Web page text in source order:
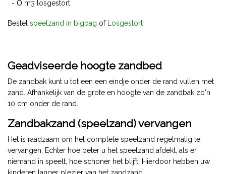
- 0 m3 losgestort
Bestel speelzand in bigbag of Losgestort
Geadviseerde hoogte zandbed
De zandbak kunt u tot een een eindje onder de rand vullen met
zand. Afhankelijk van de grote en hoogte van de zandbak zo'n
10 cm onder de rand.
Zandbakzand (speelzand) vervangen
Het is raadzaam om het complete speelzand regelmatig te
vervangen. Echter hoe beter u het speelzand afdekt, als er
niemand in speelt, hoe schoner het blijft. Hierdoor hebben uw